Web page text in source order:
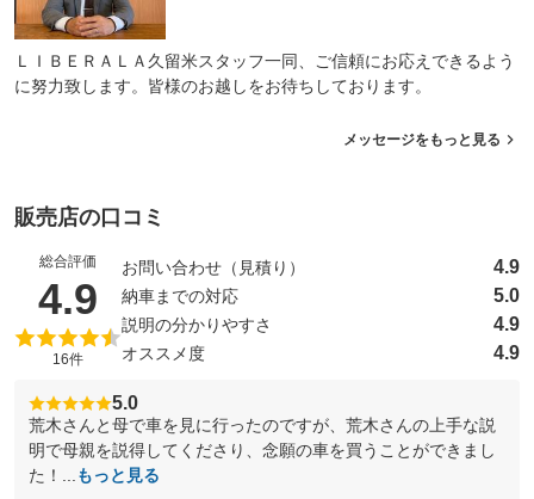
ＬＩＢＥＲＡＬＡ久留米スタッフ一同、ご信頼にお応えできるよう
に努力致します。皆様のお越しをお待ちしております。
メッセージをもっと見る
販売店の口コミ
総合評価
4.9 （5点満点中）
16件
お問い合わせ（見積り） 4.9
納車までの対応 5.0
説明の分かりやすさ 4.9
オススメ度 4.9
5.0
荒木さんと母で車を見に行ったのですが、荒木さんの上手な説
明で母親を説得してくださり、念願の車を買うことができまし
た！...
もっと見る